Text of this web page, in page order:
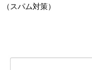
（スパム対策）